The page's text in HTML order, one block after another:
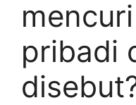
pribadi